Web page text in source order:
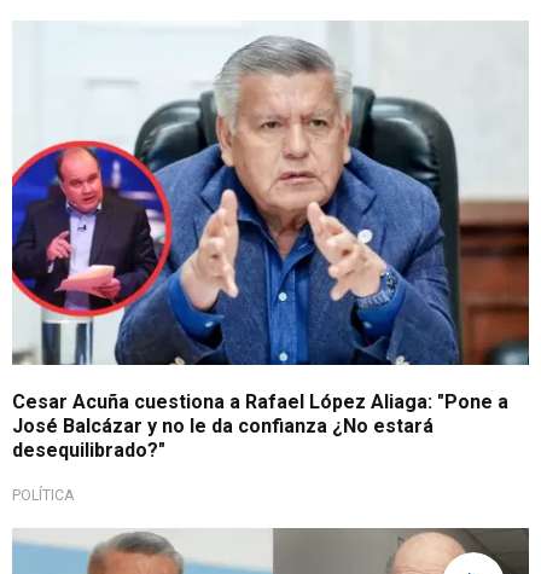
Cesar Acuña cuestiona a Rafael López Aliaga: "Pone a
José Balcázar y no le da confianza ¿No estará
desequilibrado?"
POLÍTICA
Aclara motivo